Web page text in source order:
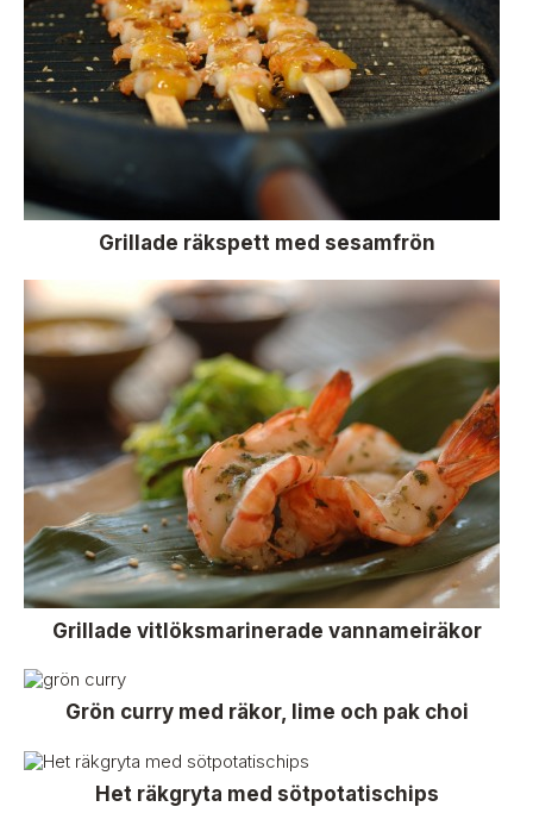
Grillade räkspett med sesamfrön
Grillade vitlöksmarinerade vannameiräkor
Grön curry med räkor, lime och pak choi
Het räkgryta med sötpotatischips